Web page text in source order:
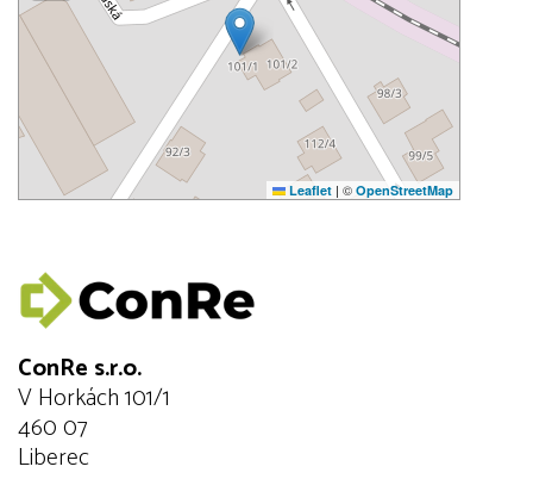
Leaflet | © OpenStreetMap
ConRe s.r.o.
V Horkách 101/1
460 07
Liberec